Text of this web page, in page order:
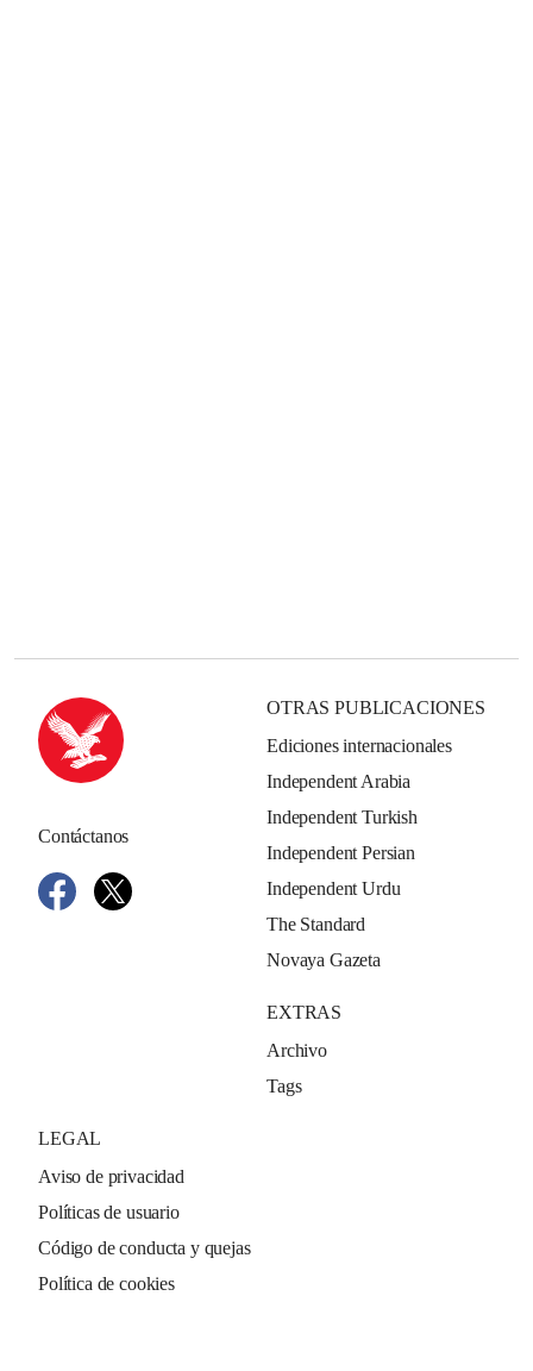
Contáctanos
OTRAS PUBLICACIONES
Ediciones internacionales
Independent Arabia
Independent Turkish
Independent Persian
Independent Urdu
The Standard
Novaya Gazeta
EXTRAS
Archivo
Tags
LEGAL
Aviso de privacidad
Políticas de usuario
Código de conducta y quejas
Política de cookies